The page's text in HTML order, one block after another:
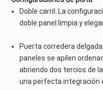
Doble carril: La
doble panel limpia y
Puerta corredera
paneles se apilen
abriendo dos tercios de
una perfecta integración